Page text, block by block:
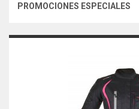
PROMOCIONES ESPECIALES